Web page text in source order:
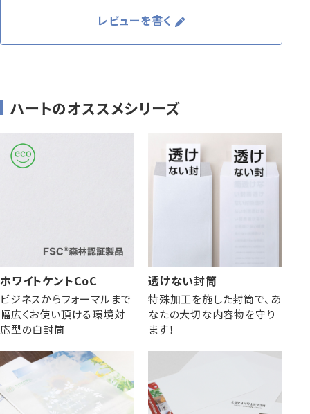
レビューを書く
ハートのオススメシリーズ
ホワイトケントCoC
ビジネスからフォーマルまで
幅広くお使い頂ける環境対
応型の白封筒
透けない封筒
特殊加工を施した封筒で、あ
なたの大切な内容物を守り
ます！